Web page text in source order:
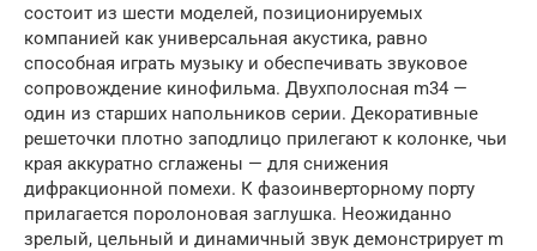
состоит из шести моделей, позиционируемых
компанией как универсальная акустика, равно
способная играть музыку и обеспечивать звуковое
сопровождение кинофильма. Двухполосная m34 —
один из старших напольников серии. Декоративные
решеточки плотно заподлицо прилегают к колонке, чьи
края аккуратно сглажены — для снижения
дифракционной помехи. К фазоинверторному порту
прилагается поролоновая заглушка. Неожиданно
зрелый, цельный и динамичный звук демонстрирует m